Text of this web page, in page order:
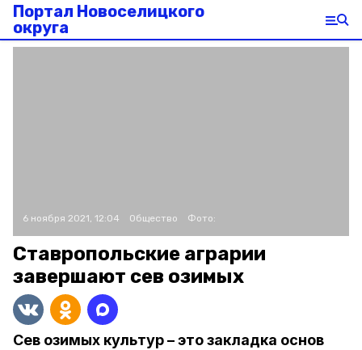
Портал Новоселицкого
округа
6 ноября 2021, 12:04 Общество Фото:
Ставропольские аграрии
завершают сев озимых
Сев озимых культур – это закладка основ